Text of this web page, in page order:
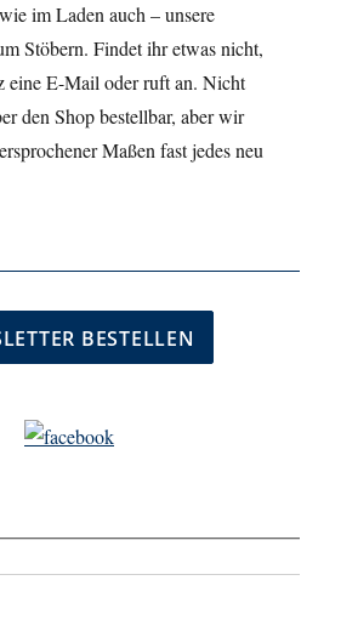
im Laden auch – unsere
Stöbern. Findet ihr etwas nicht,
eine E-Mail oder ruft an. Nicht
den Shop bestellbar, aber wir
Maßen fast jedes neu